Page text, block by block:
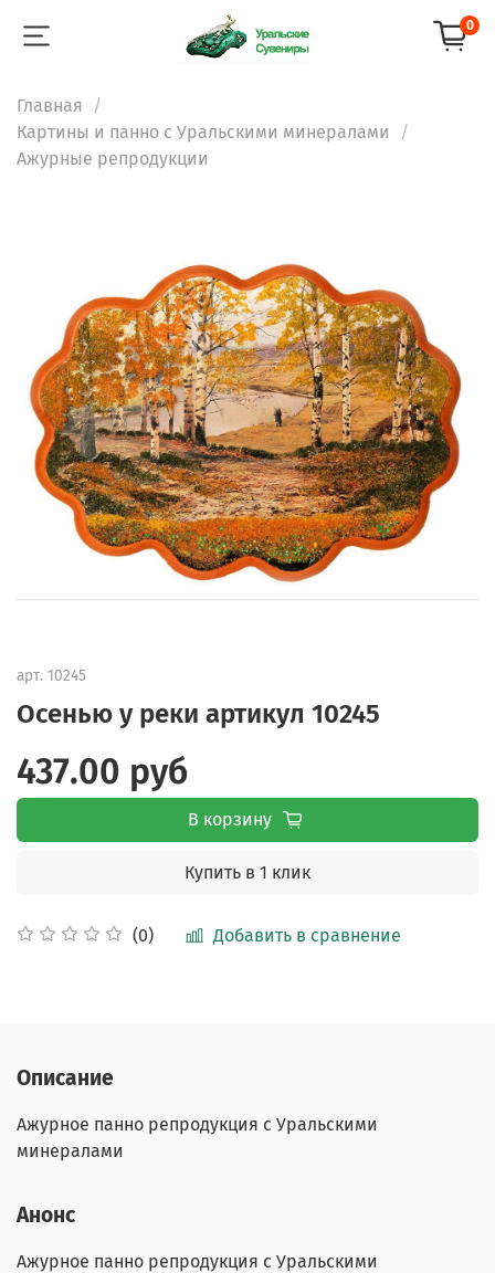
0
Главная
Картины и панно с Уральскими минералами
Ажурные репродукции
арт. 10245
Осенью у реки артикул 10245
(0) Добавить в сравнение
437.00 руб
В корзину
Купить в 1 клик
Описание
Ажурное панно репродукция с Уральскими
минералами
Анонс
Ажурное панно репродукция с Уральскими